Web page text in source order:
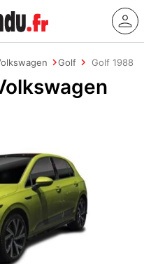
Golf Golf 1988